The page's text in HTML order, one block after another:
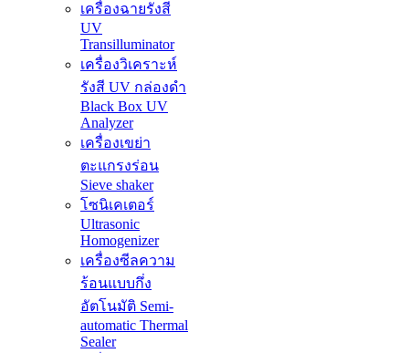
เครื่องฉายรังสี
UV
Transilluminator
เครื่องวิเคราะห์
รังสี UV กล่องดำ
Black Box UV
Analyzer
เครื่องเขย่า
ตะแกรงร่อน
Sieve shaker
โซนิเคเตอร์
Ultrasonic
Homogenizer
เครื่องซีลความ
ร้อนแบบกึ่ง
อัตโนมัติ Semi-
automatic Thermal
Sealer